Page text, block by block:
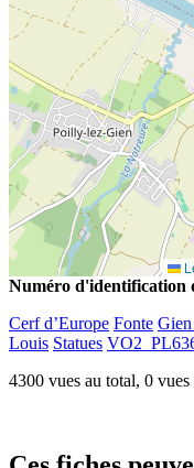
Numéro d'identification
Cerf d’Europe Fonte
Louis Statues
4300 vues au total, 0